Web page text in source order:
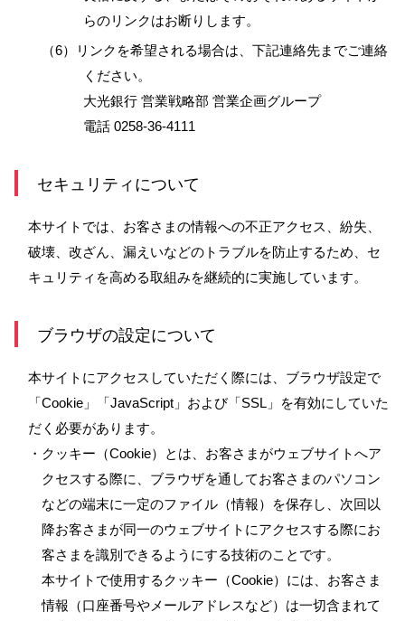
らのリンクはお断りします。
（6）リンクを希望される場合は、下記連絡先までご連絡
ください。
大光銀行 営業戦略部 営業企画グループ
電話 0258-36-4111
セキュリティについて
本サイトでは、お客さまの情報への不正アクセス、紛失、
破壊、改ざん、漏えいなどのトラブルを防止するため、セ
キュリティを高める取組みを継続的に実施しています。
ブラウザの設定について
本サイトにアクセスしていただく際には、ブラウザ設定で
「Cookie」「JavaScript」および「SSL」を有効にしていた
だく必要があります。
・クッキー（Cookie）とは、お客さまがウェブサイトへア
クセスする際に、ブラウザを通してお客さまのパソコン
などの端末に一定のファイル（情報）を保存し、次回以
降お客さまが同一のウェブサイトにアクセスする際にお
客さまを識別できるようにする技術のことです。
本サイトで使用するクッキー（Cookie）には、お客さま
情報（口座番号やメールアドレスなど）は一切含まれて